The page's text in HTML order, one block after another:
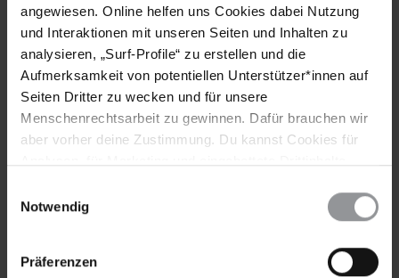
angewiesen. Online helfen uns Cookies dabei Nutzung
und Interaktionen mit unseren Seiten und Inhalten zu
analysieren, „Surf-Profile“ zu erstellen und die
Aufmerksamkeit von potentiellen Unterstützer*innen auf
Seiten Dritter zu wecken und für unsere
Menschenrechtsarbeit zu gewinnen. Dafür brauchen wir
aber vorher deine Zustimmung. Du kannst Cookies für
wieder ändern. Diesen Banner kannst Du über den Link
Notwendig
Präferenzen
Themen
Flüchtlinge & Asyl
Teile diesen Beitrag